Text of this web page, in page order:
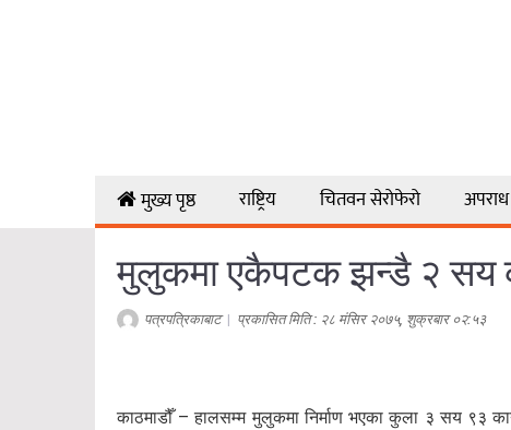
मुख्य पृष्ठ राष्ट्रिय चितवन सेरोफेरो अपराध
मुलुकमा एकैपटक झन्डै २ सय
पत्रपत्रिकाबाट| प्रकासित मिति : २८ मंसिर २०७५, शुक्रबार ०२:५३
काठमाडौँ – हालसम्म मुलुकमा निर्माण भएका कुला ३ सय ९३